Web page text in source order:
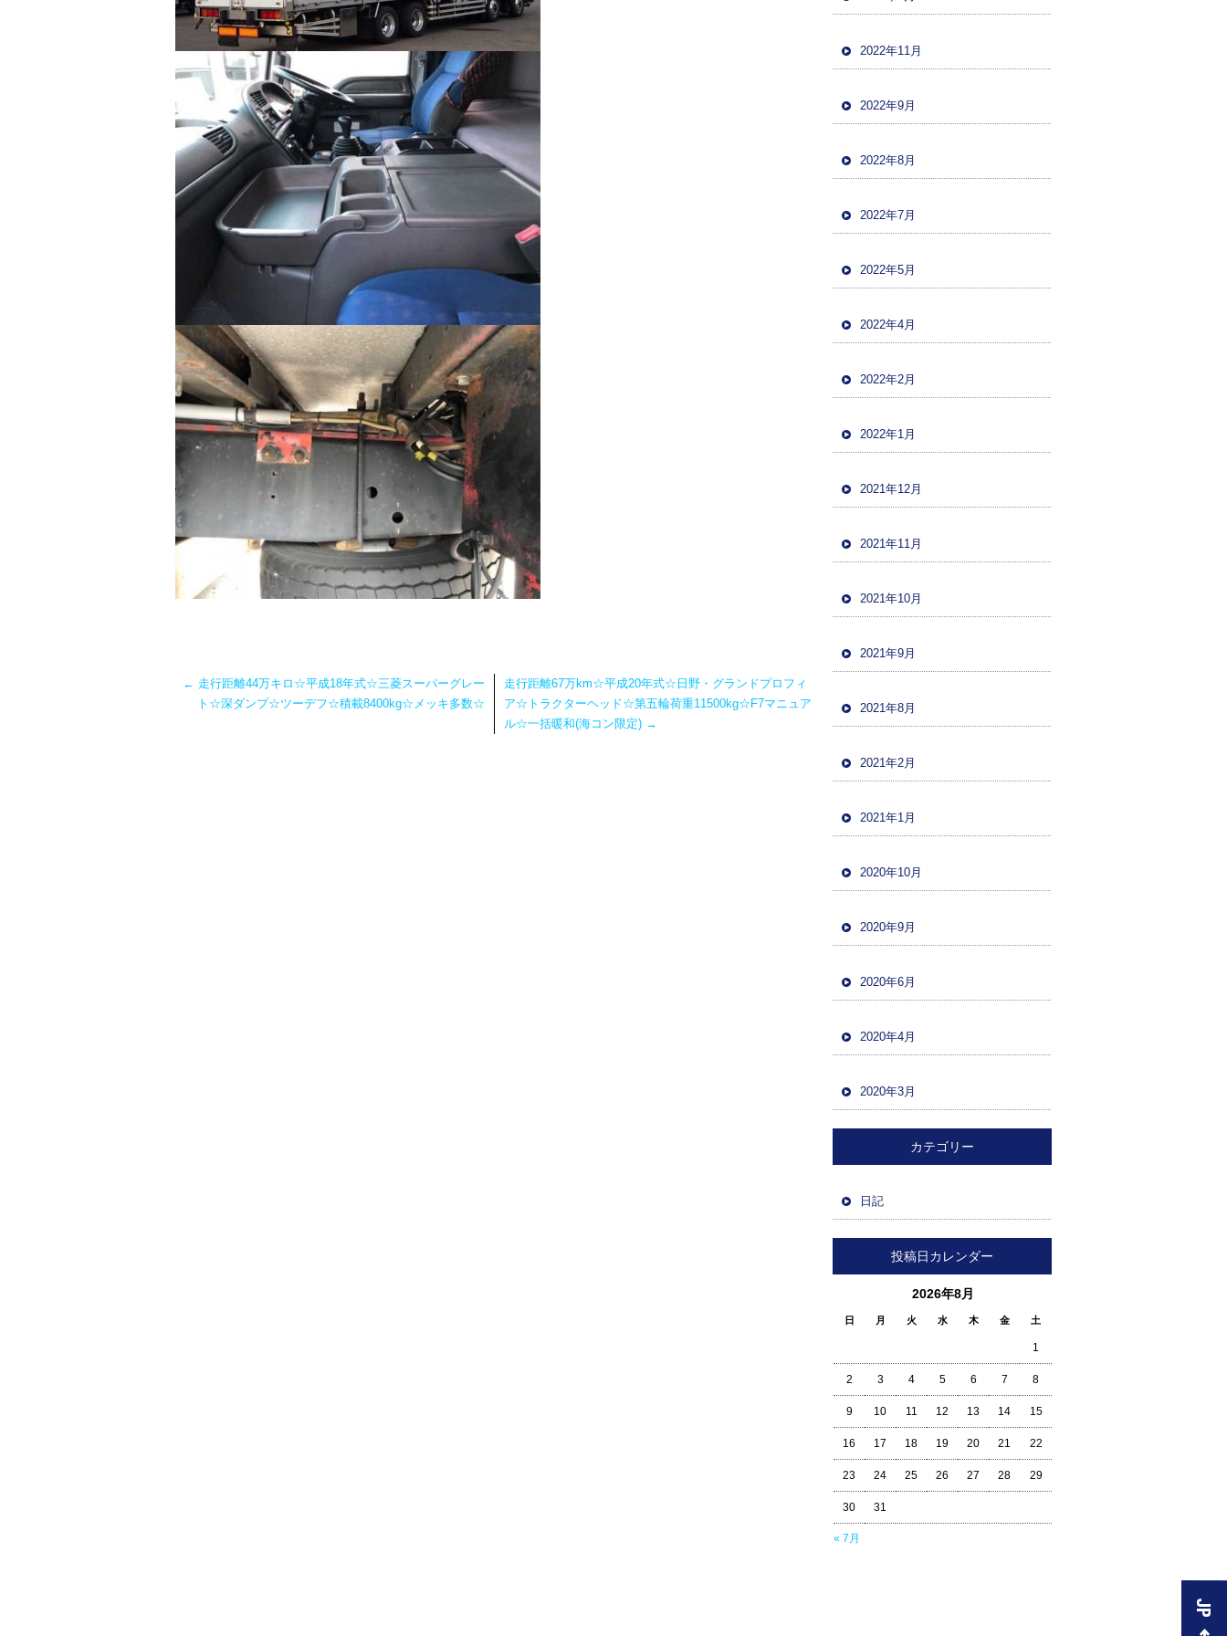
← 走行距離44万キロ☆平成18年式☆三菱スーパーグレー
ト☆深ダンプ☆ツーデフ☆積載8400kg☆メッキ多数☆
走行距離67万km☆平成20年式☆日野・グランドプロフィ
ア☆トラクターヘッド☆第五輪荷重11500kg☆F7マニュア
ル☆一括暖和(海コン限定) →
2022年11月
2022年9月
2022年8月
2022年7月
2022年5月
2022年4月
2022年2月
2022年1月
2021年12月
2021年11月
2021年10月
2021年9月
2021年8月
2021年2月
2021年1月
2020年10月
2020年9月
2020年6月
2020年4月
2020年3月
カテゴリー
日記
投稿日カレンダー
2026年8月
日 月 火 水 木 金 土
« 7月
1
2 3 4 5 6 7 8
9 10 11 12 13 14 15
16 17 18 19 20 21 22
23 24 25 26 27 28 29
30 31